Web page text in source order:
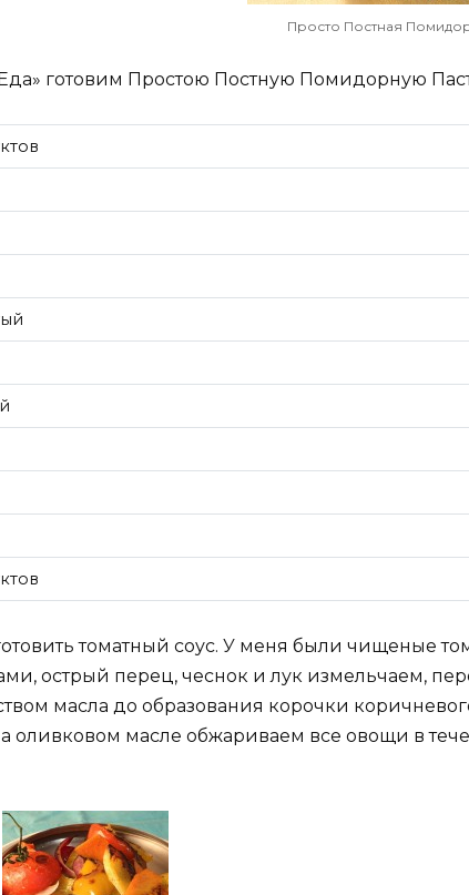
Просто Постная
готовим Простою Постную Помидорную
томатный соус. У меня были чищеные
острый перец, чеснок и лук измельчаем,
масла до образования корочки
оливковом масле обжариваем все овощи в